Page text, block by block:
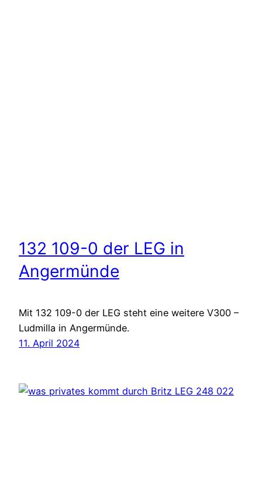
132 109-0 der LEG in
Angermünde
Mit 132 109-0 der LEG steht eine weitere V300 –
Ludmilla in Angermünde.
11. April 2024